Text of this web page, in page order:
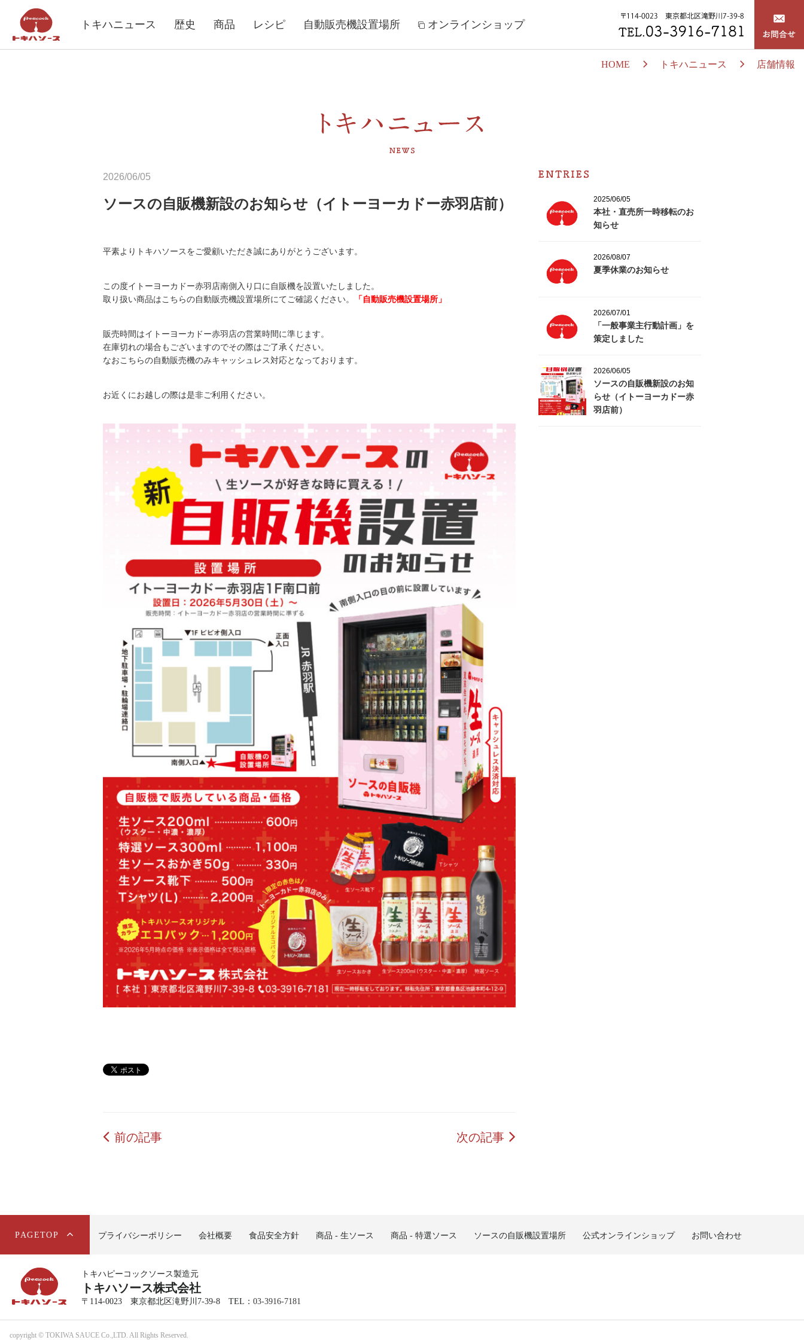
トキハニュース 歴史 商品 レシピ 自動販売機設置場所 オンラインショップ
HOME トキハニュース 店舗情報
2026/06/05
ソースの自販機新設のお知らせ（イトーヨーカドー赤羽店前）
平素よりトキハソースをご愛顧いただき誠にありがとうございます。
この度イトーヨーカドー赤羽店南側入り口に自販機を設置いたしました。
取り扱い商品はこちらの自動販売機設置場所にてご確認ください。
「 自動販売機設置場所」
販売時間はイトーヨーカドー赤羽店の営業時間に準じます。
在庫切れの場合もございますのでその際はご了承ください。
なおこちらの自動販売機のみキャッシュレス対応となっております。
お近くにお越しの際は是非ご利用ください。
前の記事 次の記事
2025/06/05
本社・直売所一時移転のお
知らせ
2026/08/07
夏季休業のお知らせ
2026/07/01
「一般事業主行動計画」を
策定しました
2026/06/05
ソースの自販機新設のお知
らせ（イトーヨーカドー赤
羽店前）
PAGETOP プライバシーポリシー 会社概要 食品安全方針 商品 - 生ソース 商品 - 特選ソース ソースの自販機設置場所 公式オンラインショップ お問い合わせ
トキハピーコックソース製造元
トキハソース株式会社
〒114-0023 東京都北区滝野川7-39-8 TEL： 03-3916-7181
copyright © TOKIWA SAUCE Co.,LTD. All Rights Reserved.